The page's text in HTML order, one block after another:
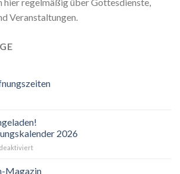
Veranstaltungen.
2026
für
sind
Magazin